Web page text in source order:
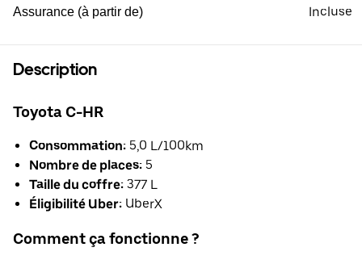
Assurance (à partir de) Incluse
Description
Toyota C-HR
Consommation: 5,0 L/100km
Nombre de places: 5
Taille du coffre: 377 L
Éligibilité Uber: UberX
Comment ça fonctionne ?